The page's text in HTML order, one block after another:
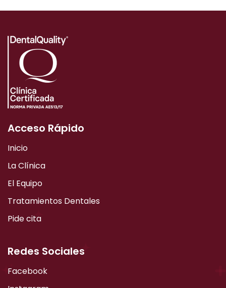
Acceso Rápido
Inicio
La Clínica
El Equipo
Tratamientos Dentales
Pide cita
Redes Sociales
Facebook